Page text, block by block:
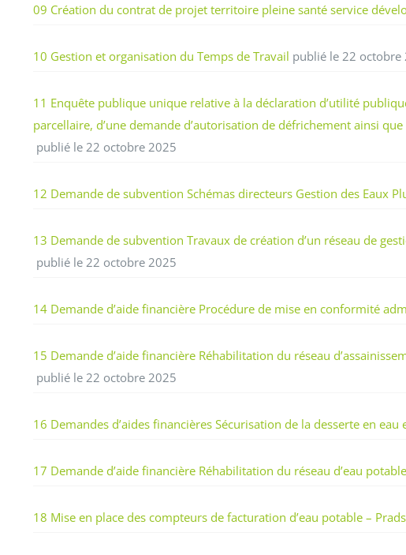
09 Création du contrat de projet territoire pleine santé service
10 Gestion et organisation du Temps de Travail publié le 22 octobre
11 Enquête publique unique relative à la déclaration d’utilité
parcellaire, d’une demande d’autorisation de défrichement ainsi
publié le 22 octobre 2025
12 Demande de subvention Schémas directeurs Gestion des Eaux
13 Demande de subvention Travaux de création d’un réseau de
publié le 22 octobre 2025
14 Demande d’aide financière Procédure de mise en conformité
15 Demande d’aide financière Réhabilitation du réseau
publié le 22 octobre 2025
16 Demandes d’aides financières Sécurisation de la desserte en
17 Demande d’aide financière Réhabilitation du réseau d’eau
18 Mise en place des compteurs de facturation d’eau potable –